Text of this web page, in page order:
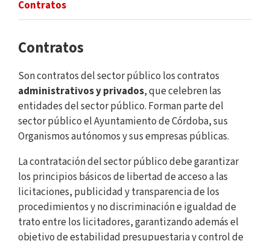
Contratos
Contratos
Son contratos del sector público los contratos
administrativos y privados, que celebren las
entidades del sector público. Forman parte del
sector público el Ayuntamiento de Córdoba, sus
Organismos autónomos y sus empresas públicas.
La contratación del sector público debe garantizar
los principios básicos de libertad de acceso a las
licitaciones, publicidad y transparencia de los
procedimientos y no discriminación e igualdad de
trato entre los licitadores, garantizando además el
objetivo de estabilidad presupuestaria y control de